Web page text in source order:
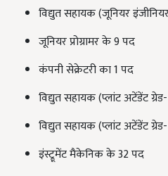
विद्युत सहायक (जूनियर
जूनियर प्रोग्रामर के 9 पद
कंपनी सेक्रेटरी का 1 पद
विद्युत सहायक (प्लांट अटेंडेंट
विद्युत सहायक (प्लांट अटेंडेंट
इंस्ट्रूमेंट मैकेनिक के 32 पद